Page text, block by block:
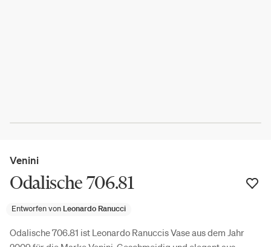
Venini
Odalische 706.81
Entworfen von Leonardo Ranucci
Odalische 706.81 ist Leonardo Ranuccis Vase aus dem Jahr